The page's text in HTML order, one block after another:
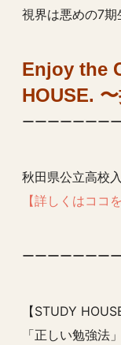
視界は悪めの7
Enjoy the
HOUSE.
ーーーーーーー
秋田県公立高校
【詳しくはココ
ーーーーーーー
【STUDY
「正しい勉強法